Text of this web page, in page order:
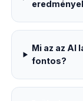
Mi az az AI
fontos?